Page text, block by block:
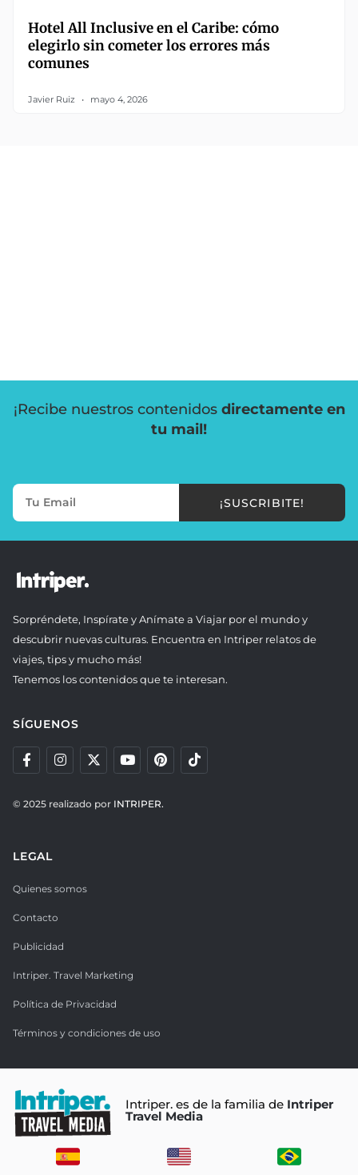
Hotel All Inclusive en el Caribe: cómo
elegirlo sin cometer los errores más
comunes
Javier Ruiz mayo 4, 2026
¡Recibe nuestros contenidos directamente en
tu mail!
¡SUSCRIBITE!
Sorpréndete, Inspírate y Anímate a Viajar por el mundo y
descubrir nuevas culturas. Encuentra en Intriper relatos de
viajes, tips y mucho más!
Tenemos los contenidos que te interesan.
SÍGUENOS
© 2025 realizado por INTRIPER.
LEGAL
Quienes somos
Contacto
Publicidad
Intriper. Travel Marketing
Política de Privacidad
Términos y condiciones de uso
Intriper. es de la familia de Intriper
Travel Media